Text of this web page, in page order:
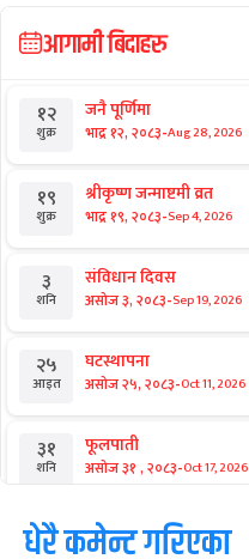
आगामी बिदाहरु
१२
शुक्र
जनै पूर्णिमा
भाद्र १२, २०८३-Aug 28, 2026
१९
शुक्र
श्रीकृष्ण जन्माष्टमी व्रत
भाद्र १९, २०८३-Sep 4, 2026
३
शनि
संविधान दिवस
असोज ३, २०८३-Sep 19, 2026
२५
आइत
घटस्थापना
असोज २५, २०८३-Oct 11, 2026
३१
शनि
फूलपाती
असोज ३१ , २०८३-Oct 17, 2026
१
आइत
कार्तिक सङ्क्रान्ति
कार्तिक १, २०८३-Oct 18, 2026
धेरै कमेन्ट गरिएका